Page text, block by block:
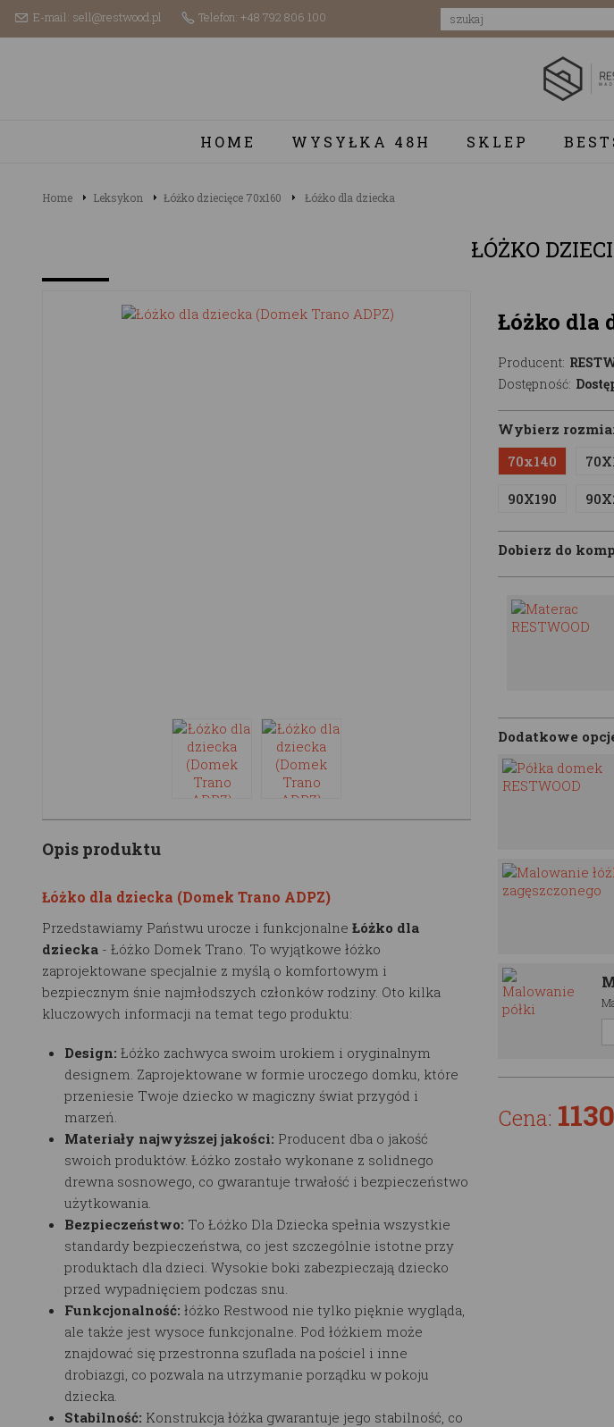
E-mail: sell@restwood.pl Telefon: +48 792 806 100
HOME WYSYŁKA 48H SKLEP
Home Leksykon Łóżko dziecięce 70x160 Łóżko dla dziecka
ŁÓŻKO
Opis produktu
Łóżko dla dziecka (Domek Trano ADPZ)
Przedstawiamy Państwu urocze i funkcjonalne Łóżko dla
dziecka - Łóżko Domek Trano. To wyjątkowe łóżko
zaprojektowane specjalnie z myślą o komfortowym i
bezpiecznym śnie najmłodszych członków rodziny. Oto kilka
kluczowych informacji na temat tego produktu:
Design: Łóżko zachwyca swoim urokiem i oryginalnym
designem. Zaprojektowane w formie uroczego domku, które
przeniesie Twoje dziecko w magiczny świat przygód i
marzeń.
Materiały najwyższej jakości: Producent dba o jakość
swoich produktów. Łóżko zostało wykonane z solidnego
drewna sosnowego, co gwarantuje trwałość i bezpieczeństwo
użytkowania.
Bezpieczeństwo: To Łóżko Dla Dziecka spełnia wszystkie
standardy bezpieczeństwa, co jest szczególnie istotne przy
produktach dla dzieci. Wysokie boki zabezpieczają dziecko
przed wypadnięciem podczas snu.
Funkcjonalność: łóżko Restwood nie tylko pięknie wygląda,
ale także jest wysoce funkcjonalne. Pod łóżkiem może
znajdować się przestronna szuflada na pościel i inne
drobiazgi, co pozwala na utrzymanie porządku w pokoju
dziecka.
Stabilność: Konstrukcja łóżka gwarantuje jego stabilność, co
Łóżko dla
Producent:
Dostępność:
Wybierz
70x140
90X190
Dobierz do
Dodatkowe
Cena: